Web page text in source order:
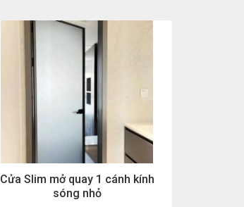
Cửa Slim mở quay 1 cánh kính
sóng nhỏ